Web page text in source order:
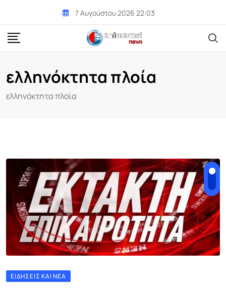
content
7 Αυγούστου 2026 22:03
ελληνόκτητα πλοία
ελληνόκτητα πλοία
ΕΙΔΉΣΕΙΣ ΚΑΙ ΝΈΑ